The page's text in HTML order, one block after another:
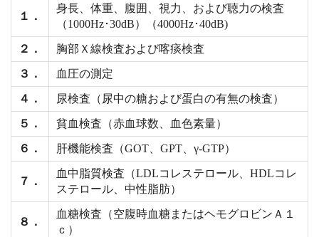
１．
身長、体重、腹囲、視力、および聴力の検査
（1000Hz･30dB）（4000Hz･40dB)
２． 胸部Ｘ線検査および喀痰検査
３． 血圧の測定
４． 尿検査（尿中の糖および蛋白の有無の検査）
５． 貧血検査（赤血球数、血色素量）
６． 肝機能検査（GOT、GPT、γ‐GTP）
７．
血中脂質検査（LDLコレステロール、HDLコレ
ステロール、中性脂肪）
８．
血糖検査（空腹時血糖またはヘモグロビンＡ１
ｃ）